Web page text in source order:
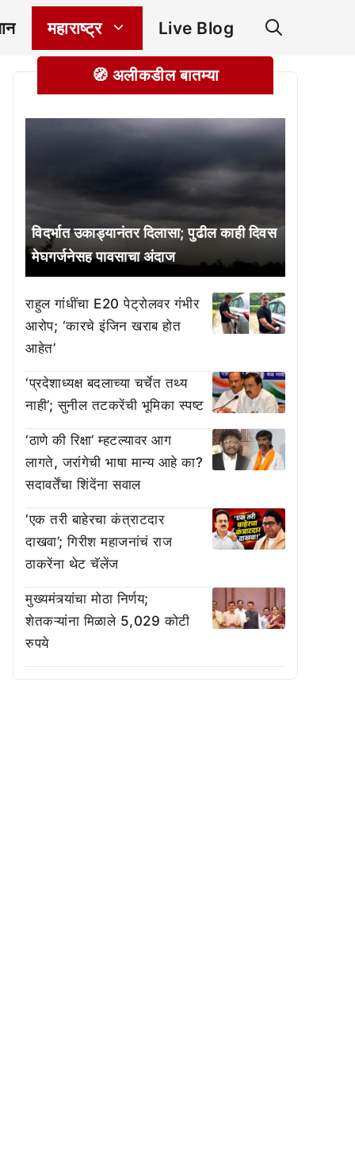
महाराष्ट्र Live Blog
🧭 अलीकडील बातम्या
विदर्भात उकाड्यानंतर दिलासा; पुढील काही दिवस
मेघगर्जनेसह पावसाचा अंदाज
राहुल गांधींचा E20 पेट्रोलवर गंभीर
आरोप; ‘कारचे इंजिन खराब होत
आहेत’
‘प्रदेशाध्यक्ष बदलाच्या चर्चेत तथ्य
नाही’; सुनील तटकरेंची भूमिका स्पष्ट
‘ठाणे की रिक्षा’ म्हटल्यावर आग
लागते, जरांगेची भाषा मान्य आहे का?
सदावर्तेंचा शिंदेंना सवाल
‘एक तरी बाहेरचा कंत्राटदार
दाखवा’; गिरीश महाजनांचं राज
ठाकरेंना थेट चॅलेंज
मुख्यमंत्र्यांचा मोठा निर्णय;
शेतकऱ्यांना मिळाले 5,029 कोटी
रुपये